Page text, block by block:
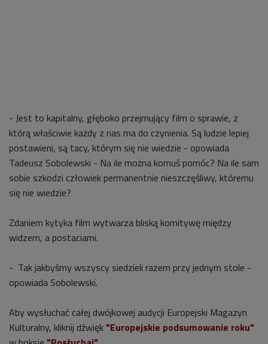
- Jest to kapitalny, głęboko przejmujący film o sprawie, z
którą właściwie każdy z nas ma do czynienia. Są ludzie lepiej
postawieni, są tacy, którym się nie wiedzie - opowiada
Tadeusz Sobolewski - Na ile można komuś pomóc? Na ile sam
sobie szkodzi człowiek permanentnie nieszczęśliwy, któremu
się nie wiedzie?
Zdaniem kytyka film wytwarza bliską komitywę między
widzem, a postaciami.
- Tak jakbyśmy wszyscy siedzieli razem przy jednym stole -
opowiada Sobolewski.
Aby wysłuchać całej dwójkowej audycji Europejski Magazyn
Kulturalny, kliknij dźwięk "Europejskie podsumowanie roku"